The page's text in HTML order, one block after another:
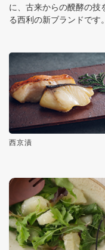
に、古来からの醗酵の技
る西利の新ブランドです。
西京漬